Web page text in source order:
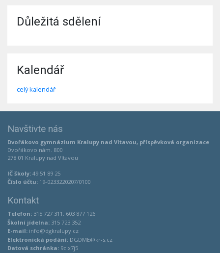
Důležitá sdělení
Kalendář
celý kalendář
Navštivte nás
Dvořákovo gymnázium Kralupy nad Vltavou, příspěvková organizace
Dvořákovo nám. 800
278 01 Kralupy nad Vltavou
IČ školy: 49 51 89 25
Číslo účtu: 19-0233220207/0100
Kontakt
Telefon: 315 727 311, 603 877 126
Školní jídelna: 315 723 352
E-mail: info@dgkralupy.cz
Elektronická podání: DGDME@kr-s.cz
Datová schránka: 9cix7j5